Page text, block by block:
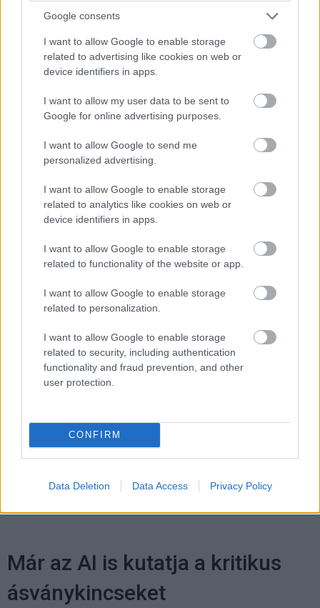
Google consents
I want to allow Google to enable storage
related to advertising like cookies on web or
device identifiers in apps.
I want to allow my user data to be sent to
Google for online advertising purposes.
I want to allow Google to send me
personalized advertising.
I want to allow Google to enable storage
related to analytics like cookies on web or
device identifiers in apps.
I want to allow Google to enable storage
related to functionality of the website or app.
I want to allow Google to enable storage
related to personalization.
I want to allow Google to enable storage
related to security, including authentication
functionality and fraud prevention, and other
user protection.
CONFIRM
Data Deletion Data Access Privacy Policy
hamarosan külön gombot kapó Copilot for Microsoft
adataival ötvözi, hogy valós idejű, üzleti kontextusba
helyezett felismerésekkel segítse működésüket.
Az Nvidia AI Enterprise szoftverplatformjára épülő, most
bejelentett NIM mikroszolgáltatások szintén bekerülnek
mikroszolgáltatásokkal a vállalatok két tucatnál több,
népszerű alapmodellt taníthatnak saját adataikon, és
bárhol futtatható, kész konténereket kapnak a
teljesítményre optimalizált AI alkalmazások gyors
bevezetéséhez.
trendeket a fiatalok elvárásai (X)
A diákoknak már nem elég a magas órabér,
#copilot app
#copilot for microsoft 365
Már az AI is kutatja a kritikus
ásványkincseket